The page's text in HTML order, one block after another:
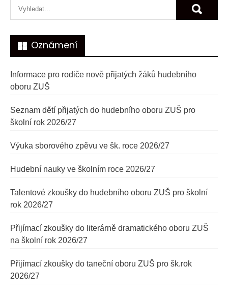
příspěvky
Oznámení
Informace pro rodiče nově přijatých žáků hudebního
oboru ZUŠ
Seznam dětí přijatých do hudebního oboru ZUŠ pro
školní rok 2026/27
Výuka sborového zpěvu ve šk. roce 2026/27
Hudební nauky ve školním roce 2026/27
Talentové zkoušky do hudebního oboru ZUŠ pro školní
rok 2026/27
Přijímací zkoušky do literárně dramatického oboru ZUŠ
na školní rok 2026/27
Přijímací zkoušky do taneční oboru ZUŠ pro šk.rok
2026/27